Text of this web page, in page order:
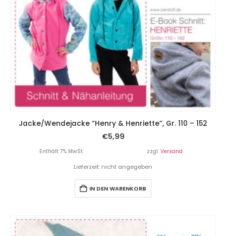
Jacke/Wendejacke “Henry & Henriette”, Gr. 110 – 152
€5,99
Enthält 7% MwSt. zzgl. Versand
Lieferzeit: nicht angegeben
IN DEN WARENKORB